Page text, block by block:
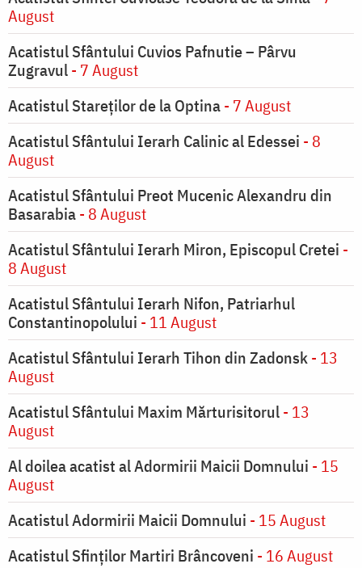
August
Acatistul Sfântului Cuvios Pafnutie – Pârvu
Zugravul- 7 August
Acatistul Stareţilor de la Optina- 7 August
Acatistul Sfântului Ierarh Calinic al Edessei - 8
August
Acatistul Sfântului Preot Mucenic Alexandru din
Basarabia- 8 August
Acatistul Sfântului Ierarh Miron, Episcopul Cretei -
8 August
Acatistul Sfântului Ierarh Nifon, Patriarhul
Constantinopolului - 11 August
Acatistul Sfântului Ierarh Tihon din Zadonsk- 13
August
Acatistul Sfântului Maxim Mărturisitorul- 13
August
Al doilea acatist al Adormirii Maicii Domnului - 15
August
Acatistul Adormirii Maicii Domnului - 15 August
Acatistul Sfinților Martiri Brâncoveni - 16 August